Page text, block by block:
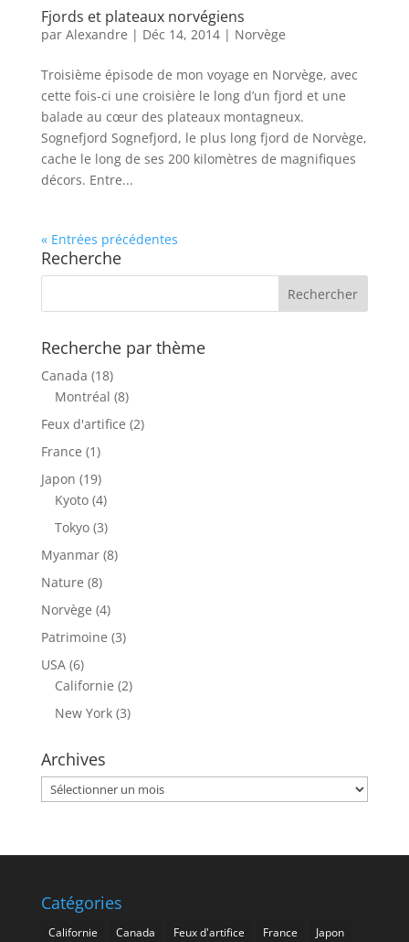
Fjords et plateaux norvégiens
par Alexandre | Déc 14, 2014| Norvège
Troisième épisode de mon voyage en Norvège, avec
cette fois-ci une croisière le long d’un fjord et une
balade au cœur des plateaux montagneux.
Sognefjord Sognefjord, le plus long fjord de Norvège,
cache le long de ses 200 kilomètres de magnifiques
décors. Entre...
« Entrées précédentes
Recherche
Recherche par thème
Canada (18)
Montréal (8)
Feux d'artifice (2)
France (1)
Japon (19)
Kyoto(4)
Tokyo(3)
Myanmar(8)
Nature (8)
Norvège (4)
Patrimoine (3)
USA(6)
Californie (2)
New York(3)
Archives
Archives
Catégories
Californie Canada Feux d'artifice France Japon